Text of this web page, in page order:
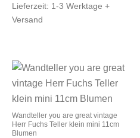
Lieferzeit: 1-3 Werktage +
Versand
Wandteller you are great vintage
Herr Fuchs Teller klein mini 11cm
Blumen